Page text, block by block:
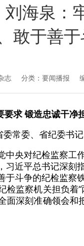
刘海泉：
敢于善
志 分类：要闻播报
要求 锻造忠诚干
委常委、省纪委书
央对纪检监察工
近平总书记深
斗争的纪检监
监察机关担负着
深刻准确领会和